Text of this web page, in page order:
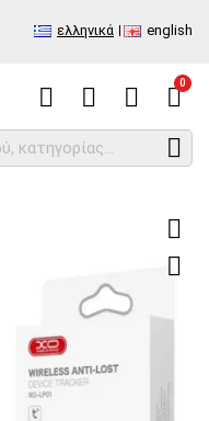
ελληνικά english
0
Ασύρματη αντικλεπτική